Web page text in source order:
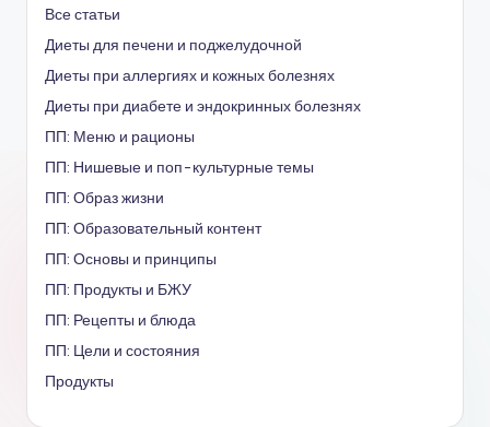
Все статьи
Диеты для печени и поджелудочной
Диеты при аллергиях и кожных болезнях
Диеты при диабете и эндокринных болезнях
ПП: Меню и рационы
ПП: Нишевые и поп-культурные темы
ПП: Образ жизни
ПП: Образовательный контент
ПП: Основы и принципы
ПП: Продукты и БЖУ
ПП: Рецепты и блюда
ПП: Цели и состояния
Продукты